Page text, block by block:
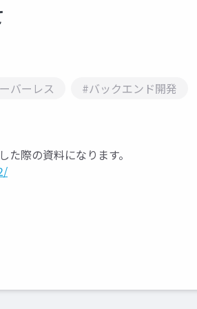
バーレス #バックエンド開発
際の資料になります。